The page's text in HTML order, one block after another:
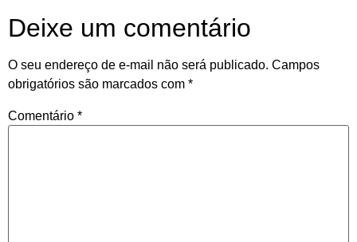
Deixe um comentário
O seu endereço de e-mail não será publicado. Campos
obrigatórios são marcados com *
Comentário *